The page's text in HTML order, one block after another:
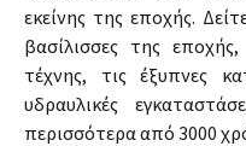
εκείνης της εποχής.
βασίλισσες της
τέχνης, τις έξυπνες
υδραυλικές
περισσότερα από 3000